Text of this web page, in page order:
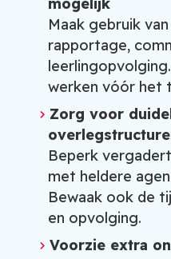
Maak gebruik
rapportage,
werken vóór het
Zorg voor
Beperk
met heldere
Bewaak ook de
en opvolging.
Voorzie extra